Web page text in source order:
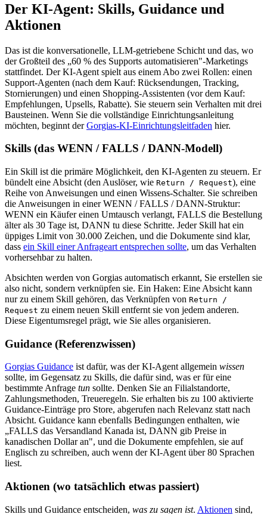
Der KI-Agent: Skills, Guidance und
Aktionen
Das ist die konversationelle, LLM-getriebene Schicht und das, wo
der Großteil des „60 % des Supports automatisieren"-Marketings
stattfindet. Der KI-Agent spielt aus einem Abo zwei Rollen: einen
Support-Agenten (nach dem Kauf: Rücksendungen, Tracking,
Stornierungen) und einen Shopping-Assistenten (vor dem Kauf:
Empfehlungen, Upsells, Rabatte). Sie steuern sein Verhalten mit drei
Bausteinen. Wenn Sie die vollständige Einrichtungsanleitung
möchten, beginnt derGorgias-KI-Einrichtungsleitfaden hier.
Skills (das WENN / FALLS / DANN-Modell)
Ein Skill ist die primäre Möglichkeit, den KI-Agenten zu steuern. Er
bündelt eine Absicht (den Auslöser, wie Return / Request), eine
Reihe von Anweisungen und einen Wissens-Schalter. Sie schreiben
die Anweisungen in einer WENN / FALLS / DANN-Struktur:
WENN ein Käufer einen Umtausch verlangt, FALLS die Bestellung
älter als 30 Tage ist, DANN tu diese Schritte. Jeder Skill hat ein
üppiges Limit von 30.000 Zeichen, und die Dokumente sind klar,
dass ein Skill einer Anfrageart entsprechen sollte, um das Verhalten
vorhersehbar zu halten.
Absichten werden von Gorgias automatisch erkannt, Sie erstellen sie
also nicht, sondern verknüpfen sie. Ein Haken: Eine Absicht kann
nur zu einem Skill gehören, das Verknüpfen von Return /
Request zu einem neuen Skill entfernt sie von jedem anderen.
Diese Eigentumsregel prägt, wie Sie alles organisieren.
Guidance (Referenzwissen)
Gorgias Guidance ist dafür, was der KI-Agent allgemein wissen
sollte, im Gegensatz zu Skills, die dafür sind, was er für eine
bestimmte Anfrage tun sollte. Denken Sie an Filialstandorte,
Zahlungsmethoden, Treueregeln. Sie erhalten bis zu 100 aktivierte
Guidance-Einträge pro Store, abgerufen nach Relevanz statt nach
Absicht. Guidance kann ebenfalls Bedingungen enthalten, wie
„FALLS das Versandland Kanada ist, DANN gib Preise in
kanadischen Dollar an", und die Dokumente empfehlen, sie auf
Englisch zu schreiben, auch wenn der KI-Agent über 80 Sprachen
liest.
Aktionen (wo tatsächlich etwas passiert)
Skills und Guidance entscheiden, was zu sagen ist. Aktionen sind,